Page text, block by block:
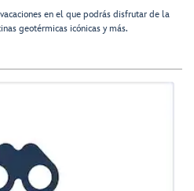
en el que podrás disfrutar de la
geotérmicas icónicas y más.